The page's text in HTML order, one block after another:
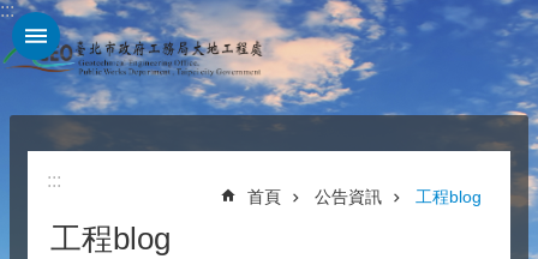
跳到主要內容區塊
:::
:::
首頁 公告資訊 工程blog
工程blog